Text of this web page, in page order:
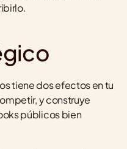
tiene dos efectos en tu
y construye
públicos bien